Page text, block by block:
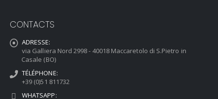
CONTACTS
ADRESSE:
via Galliera Nord 2998 - 40018 Maccaretolo di S.Pietro in
Casale (BO)
TÉLÉPHONE:
+39 (0)51 811732
WHATSAPP: